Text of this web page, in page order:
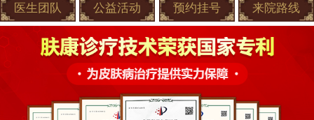
医生团队 公益活动 预约挂号 来院路线